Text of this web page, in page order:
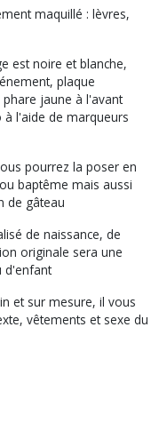
maquillé : lèvres,
est noire et blanche,
plaque
jaune à l'avant
l'aide de marqueurs
pourrez la poser en
baptême mais aussi
de gâteau
de naissance, de
originale sera une
d'enfant
et sur mesure, il vous
vêtements et sexe du